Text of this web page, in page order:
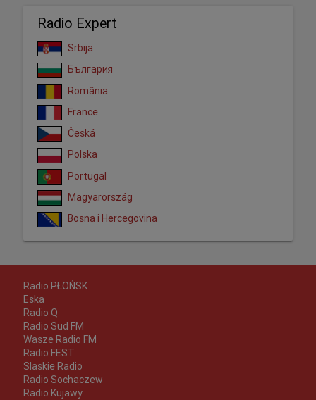
Radio Expert
Srbija
България
România
France
Česká
Polska
Portugal
Magyarország
Bosna i Hercegovina
Radio PŁOŃSK
Eska
Radio Q
Radio Sud FM
Wasze Radio FM
Radio FEST
Slaskie Radio
Radio Sochaczew
Radio Kujawy